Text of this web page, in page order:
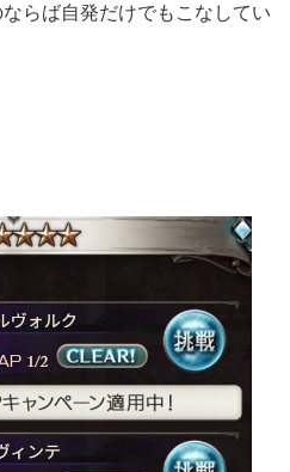
らば自発だけでもこなしてい